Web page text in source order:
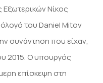
Νίκος
του Daniel Mitov
συνάντηση που είχαν,
2015. Ο υπουργός
επίσκεψη στη